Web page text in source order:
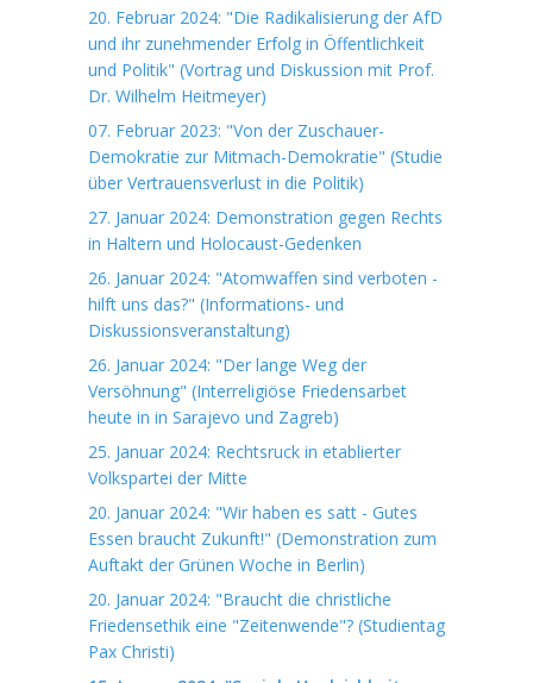
20. Februar 2024: "Die Radikalisierung der AfD
und ihr zunehmender Erfolg in Öffentlichkeit
und Politik" (Vortrag und Diskussion mit Prof.
Dr. Wilhelm Heitmeyer)
07. Februar 2023: "Von der Zuschauer-
Demokratie zur Mitmach-Demokratie" (Studie
über Vertrauensverlust in die Politik)
27. Januar 2024: Demonstration gegen Rechts
in Haltern und Holocaust-Gedenken
26. Januar 2024: "Atomwaffen sind verboten -
hilft uns das?" (Informations- und
Diskussionsveranstaltung)
26. Januar 2024: "Der lange Weg der
Versöhnung" (Interreligiöse Friedensarbet
heute in in Sarajevo und Zagreb)
25. Januar 2024: Rechtsruck in etablierter
Volkspartei der Mitte
20. Januar 2024: "Wir haben es satt - Gutes
Essen braucht Zukunft!" (Demonstration zum
Auftakt der Grünen Woche in Berlin)
20. Januar 2024: "Braucht die christliche
Friedensethik eine "Zeitenwende"? (Studientag
Pax Christi)